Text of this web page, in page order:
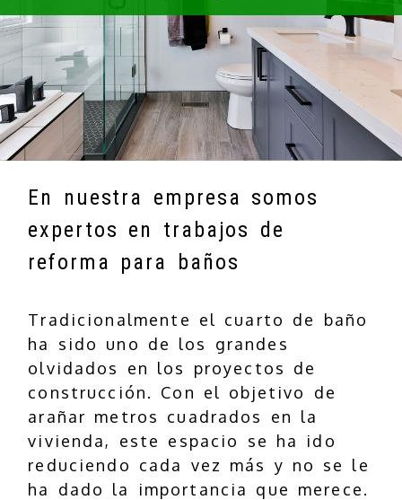
En nuestra empresa somos
expertos en trabajos de
reforma para baños
Tradicionalmente el cuarto de baño
ha sido uno de los grandes
olvidados en los proyectos de
construcción. Con el objetivo de
arañar metros cuadrados en la
vivienda, este espacio se ha ido
reduciendo cada vez más y no se le
ha dado la importancia que merece.